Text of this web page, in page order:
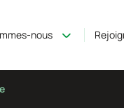
nous